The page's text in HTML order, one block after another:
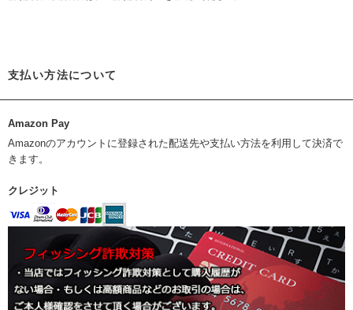
支払い方法について
Amazon Pay
Amazonのアカウントに登録された配送先や支払い方法を利用して決済で
きます。
クレジット